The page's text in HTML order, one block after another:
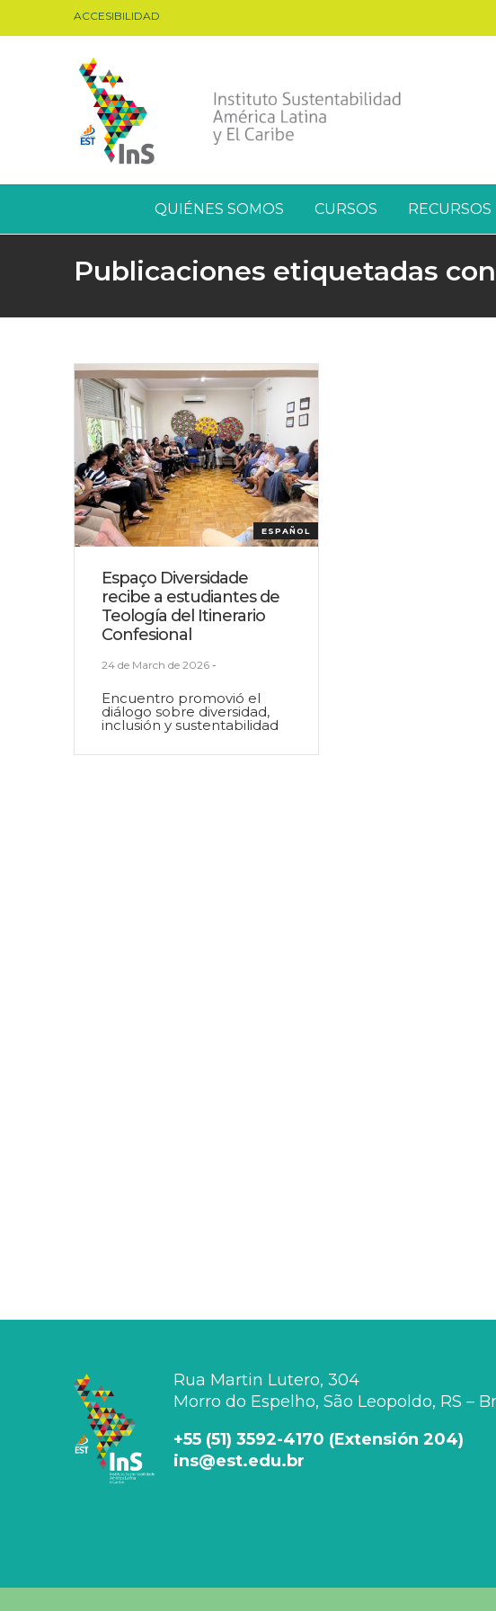
ACCESIBILIDAD
QUIÉNES SOMOS CURSOS RECURSOS
Publicaciones etiquetadas con
ESPAÑOL
Espaço Diversidade
recibe a estudiantes de
Teología del Itinerario
Confesional
24 de March de 2026 -
Encuentro promovió el
diálogo sobre diversidad,
inclusión y sustentabilidad
Rua Martin Lutero, 304
Morro do Espelho, São Leopoldo, RS –
+55 (51) 3592-4170 (Extensión 204)
ins@est.edu.br